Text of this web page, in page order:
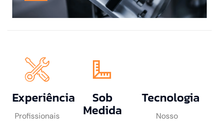
Experiência
Profissionais
Sob
Medida
Tecnologia
Nosso